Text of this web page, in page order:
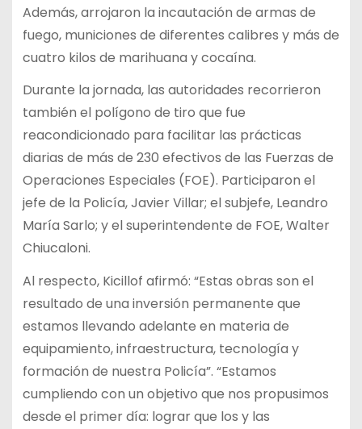
Además, arrojaron la incautación de armas de
fuego, municiones de diferentes calibres y más de
cuatro kilos de marihuana y cocaína.
Durante la jornada, las autoridades recorrieron
también el polígono de tiro que fue
reacondicionado para facilitar las prácticas
diarias de más de 230 efectivos de las Fuerzas de
Operaciones Especiales (FOE). Participaron el
jefe de la Policía, Javier Villar; el subjefe, Leandro
María Sarlo; y el superintendente de FOE, Walter
Chiucaloni.
Al respecto, Kicillof afirmó: “Estas obras son el
resultado de una inversión permanente que
estamos llevando adelante en materia de
equipamiento, infraestructura, tecnología y
formación de nuestra Policía”. “Estamos
cumpliendo con un objetivo que nos propusimos
desde el primer día: lograr que los y las